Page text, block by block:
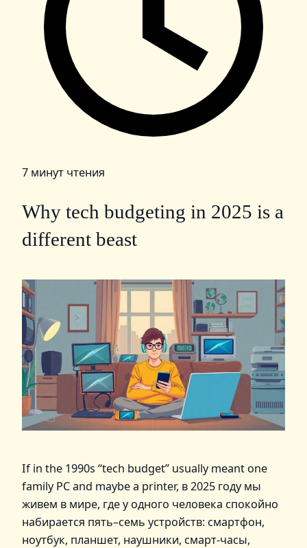
7 минут чтения
Why tech budgeting in 2025 is a
different beast
If in the 1990s “tech budget” usually meant one
family PC and maybe a printer, в 2025 году мы
живем в мире, где у одного человека спокойно
набирается пять–семь устройств: смартфон,
ноутбук, планшет, наушники, смарт-часы,